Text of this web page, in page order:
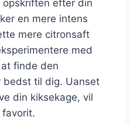
opskriften efter din
en mere intens
mere citronsaft
med
finde den
bedst til dig. Uanset
din kiksekage, vil